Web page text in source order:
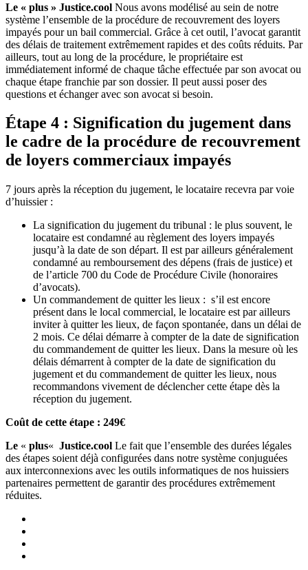
Le « plus » Justice.cool Nous avons modélisé au sein de notre
système l’ensemble de la procédure de recouvrement des loyers
impayés pour un bail commercial. Grâce à cet outil, l’avocat garantit
des délais de traitement extrêmement rapides et des coûts réduits. Par
ailleurs, tout au long de la procédure, le propriétaire est
immédiatement informé de chaque tâche effectuée par son avocat ou
chaque étape franchie par son dossier. Il peut aussi poser des
questions et échanger avec son avocat si besoin.
Étape 4 : Signification du jugement dans
le cadre de la procédure de recouvrement
de loyers commerciaux impayés
7 jours après la réception du jugement, le locataire recevra par voie
d’huissier :
La signification du jugement du tribunal : le plus souvent, le
locataire est condamné au règlement des loyers impayés
jusqu’à la date de son départ. Il est par ailleurs généralement
condamné au remboursement des dépens (frais de justice) et
de l’article 700 du Code de Procédure Civile (honoraires
d’avocats).
Un commandement de quitter les lieux : s’il est encore
présent dans le local commercial, le locataire est par ailleurs
inviter à quitter les lieux, de façon spontanée, dans un délai de
2 mois. Ce délai démarre à compter de la date de signification
du commandement de quitter les lieux. Dans la mesure où les
délais démarrent à compter de la date de signification du
jugement et du commandement de quitter les lieux, nous
recommandons vivement de déclencher cette étape dès la
réception du jugement.
Coût de cette étape : 249€
Le « plus« Justice.cool Le fait que l’ensemble des durées légales
des étapes soient déjà configurées dans notre système conjuguées
aux interconnexions avec les outils informatiques de nos huissiers
partenaires permettent de garantir des procédures extrêmement
réduites.